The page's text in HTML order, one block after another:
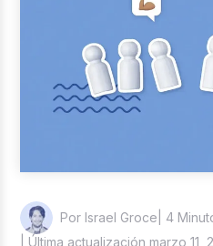
Por Israel Groce | 4
| Última actualización marzo 11,